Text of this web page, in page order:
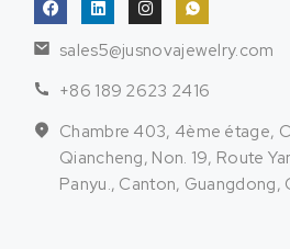
sales5@jusnovajewelry.com
+86 189 2623 2416
Chambre 403, 4ème étage,
Qiancheng, Non. 19, Route
Panyu., Canton, Guangdong,